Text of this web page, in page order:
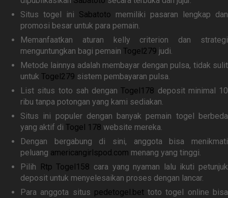
Situs togel ini Sabatoto memiliki pasaran lengkap dan
promosi besar untuk para pemain.
Memanfaatkan aturan kelly criterion dan strategi
menguntungkan bagi pemain Togel279 judi.
Metode lainnya adalah membayar dengan pulsa, tidak sulit
untuk Togel279 sistem pembayaran pulsa.
List situs toto sah denganTogel178 deposit minimal 10
ribu tanpa potongan yang kami sediakan.
Situs ini populer dengan banyak pemain togel berbeda
yang aktif di Togel 178 website mereka.
Dengan bergabung di sini, anggota bisa menikmati
peluang americangirlspod.com menang yang tinggi.
Pilih
Rtp Togel158 cara yang nyaman lalu ikuti petunjuk
deposit untuk menyelesaikan proses dengan lancar.
Para anggota situs pedetogel.bettoto togel online bisa